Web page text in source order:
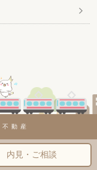
動産
内見・ご相談